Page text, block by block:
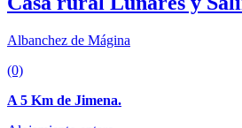
Albanchez de Mágina
(0)
A 5 Km de Jimena.